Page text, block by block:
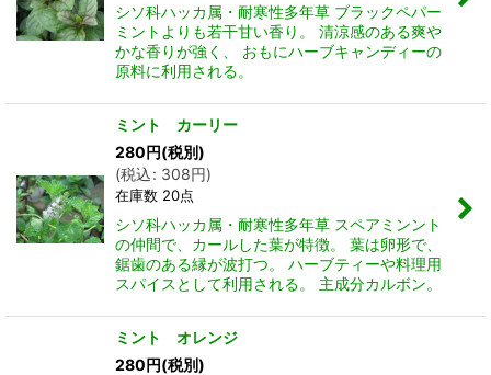
シソ科ハッカ属・耐寒性多年草 ブラックペパー
ミントよりも若干甘い香り。 清涼感のある爽や
かな香りが強く、 おもにハーブキャンディーの
原料に利用される。
ミント カーリー
280円(税別)
(税込: 308円)
在庫数 20点
シソ科ハッカ属・耐寒性多年草 スペアミンント
の仲間で、カールした葉が特徴。 葉は卵形で、
鋸歯のある縁が波打つ。 ハーブティーや料理用
スパイスとして利用される。 主成分カルボン。
ミント オレンジ
280円(税別)